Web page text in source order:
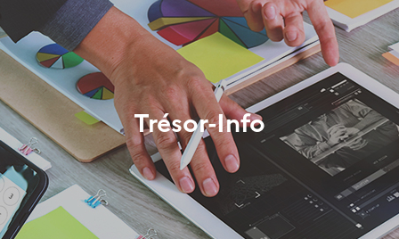
Trésor-Info
Dernièrement : CONJONCTURE FLASH-AVANCES